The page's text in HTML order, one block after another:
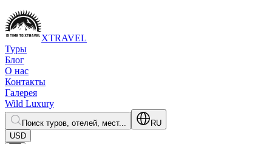
XTRAVEL
Туры
Блог
О нас
Контакты
Галерея
Wild Luxury
Поиск туров, отелей, мест...
RU
USD